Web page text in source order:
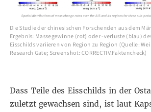
Die Studie der chinesischen Forschenden aus dem
Ergebnis: Massegewinne (rot) oder -verluste (blau)
Eisschilds variieren von Region zu Region (Quelle: Wei
Research Gate; Screenshot: CORRECTIV.Faktencheck)
Dass Teile des Eisschilds in der
zuletzt gewachsen sind, ist laut